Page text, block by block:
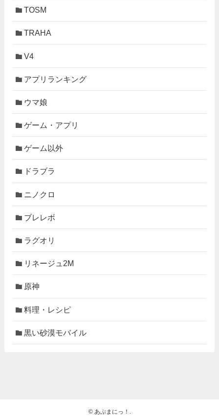
TOSM
TRAHA
V4
アプリランキング
ウマ娘
ゲーム・アプリ
ゲーム以外
ドラブラ
ニノクロ
ブレレボ
ラグオリ
リネージュ2M
原神
料理・レシピ
黒い砂漠モバイル
©あぷまにっ！.